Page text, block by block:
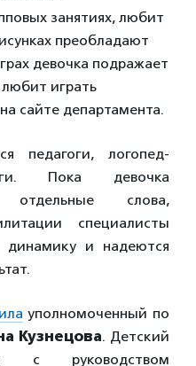
занятиях, любит
преобладают
девочка подражает
играть
сайте департамента.
педагоги, логопед-
Пока девочка
отдельные слова,
специалисты
и надеются
уполномоченный по
Кузнецова. Детский
с руководством